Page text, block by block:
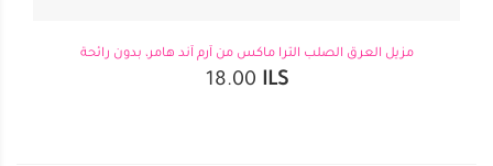
مزيل العرق الصلب الترا ماكس من آرم آند هامر، بدون رائحة
18.00 ILS